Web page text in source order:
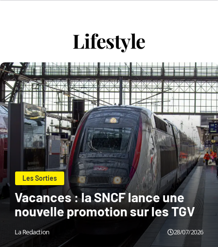
Lifestyle
Les Sorties
Vacances : la SNCF lance une
nouvelle promotion sur les TGV
La Redaction 28/07/2026